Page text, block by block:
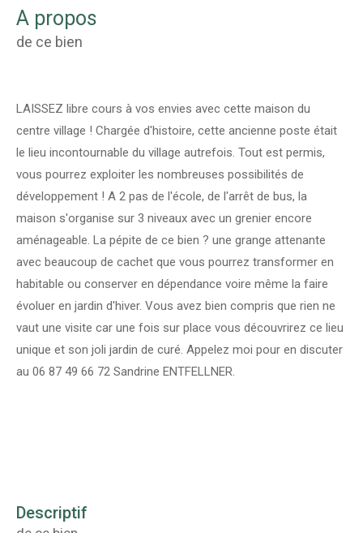
a propos
de ce bien
LAISSEZ libre cours à vos envies avec cette maison du
centre village ! Chargée d'histoire, cette ancienne poste était
le lieu incontournable du village autrefois. Tout est permis,
vous pourrez exploiter les nombreuses possibilités de
développement ! A 2 pas de l'école, de l'arrêt de bus, la
maison s'organise sur 3 niveaux avec un grenier encore
aménageable. La pépite de ce bien ? une grange attenante
avec beaucoup de cachet que vous pourrez transformer en
habitable ou conserver en dépendance voire même la faire
évoluer en jardin d'hiver. Vous avez bien compris que rien ne
vaut une visite car une fois sur place vous découvrirez ce lieu
unique et son joli jardin de curé. Appelez moi pour en discuter
au 06 87 49 66 72 Sandrine ENTFELLNER.
descriptif